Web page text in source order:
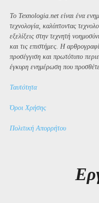
Το Texnologia.net είναι ένα
τεχνολογία, καλύπτοντας
εξελίξεις στην τεχνητή
και τις επιστήμες. Η
προσέγγιση και πρωτότυπο
έγκυρη ενημέρωση που
Ταυτότητα
Όροι Χρήσης
Πολιτική Απορρήτου